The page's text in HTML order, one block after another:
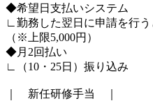
◆希望日支払いシステム
∟勤務した翌日に申請を行
（※上限5,000円）
◆月2回払い
∟（10・25日）振り込み
｜ 新任研修手当 ｜